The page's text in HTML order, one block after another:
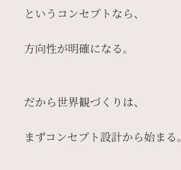
というコンセプトなら、
方向性が明確になる。
だから世界観づくりは、
まずコンセプト設計から始まる。